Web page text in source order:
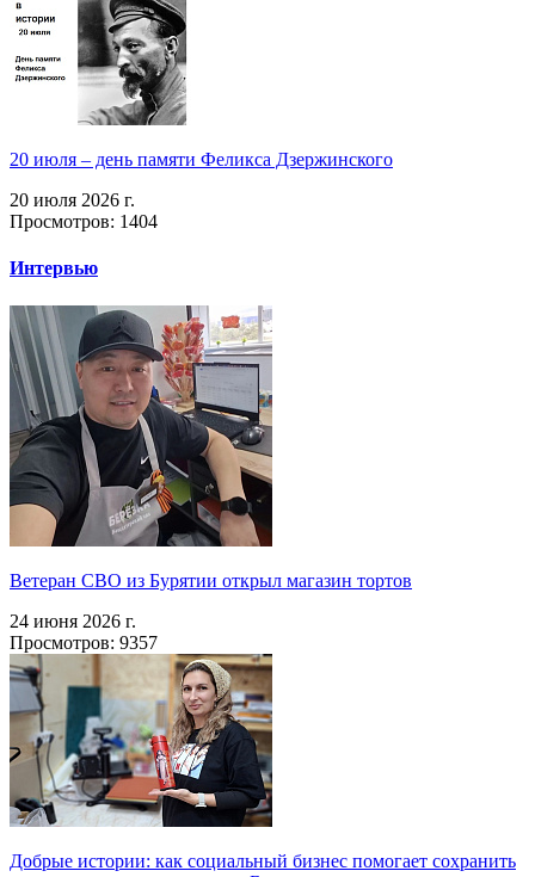
20 июля – день памяти Феликса Дзержинского
20 июля 2026 г.
Просмотров: 1404
Интервью
Ветеран СВО из Бурятии открыл магазин тортов
24 июня 2026 г.
Просмотров: 9357
Добрые истории: как социальный бизнес помогает сохранить